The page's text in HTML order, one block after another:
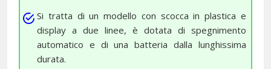
Si tratta di un modello con scocca in plastica e
display a due linee, è dotata di spegnimento
automatico e di una batteria dalla lunghissima
durata.